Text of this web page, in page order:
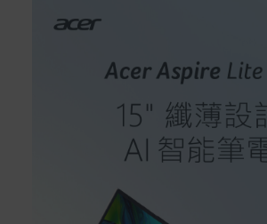
非Acer旗下品牌商品依配合廠商規範，可
您可以於「我的訂單」內查詢訂單出貨狀
實際的到貨時間依配合的物流商做安排，
可在出貨後的兩個工作天內送達。
預購商品依商品頁面上的出貨時間安排，
保固與售後服務